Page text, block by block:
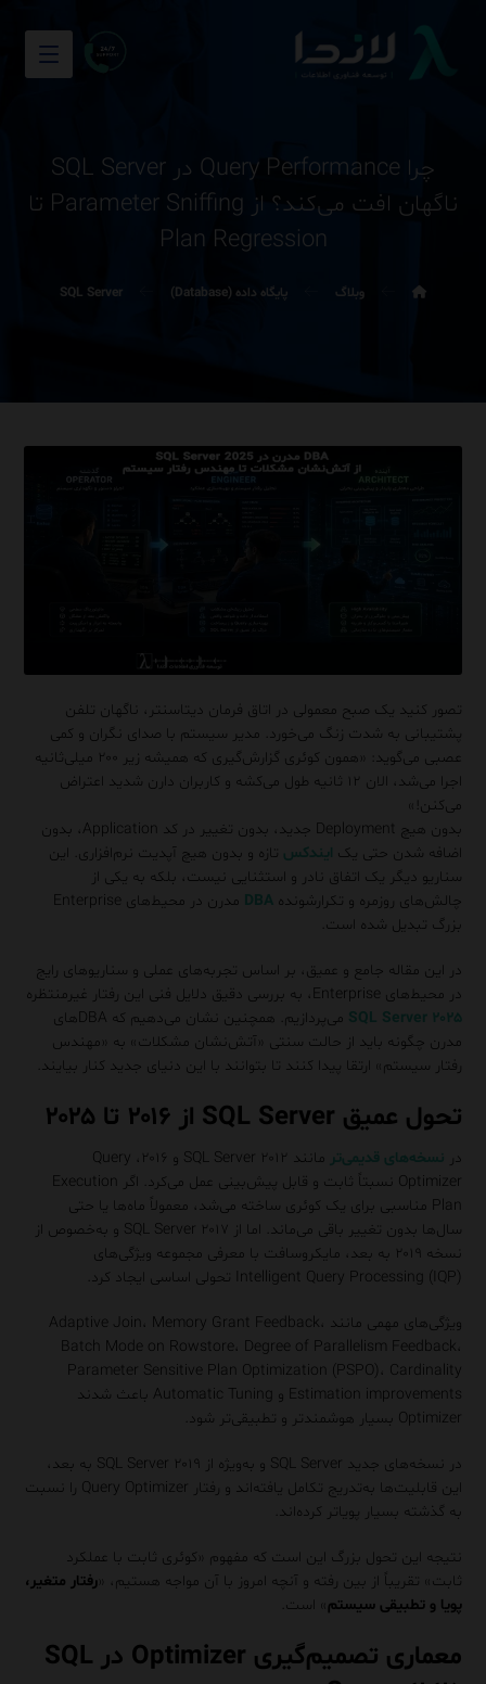
چرا Query Performance در SQL Server
ناگهان افت می‌کند؟ از Parameter Sniffing تا
Plan Regression
وبلاگ پایگاه داده (Database) SQL Server
تصور کنید یک صبح معمولی در اتاق فرمان دیتاسنتر، ناگهان تلفن
پشتیبانی به شدت زنگ می‌خورد. مدیر سیستم با صدای نگران و کمی
عصبی می‌گوید: «همون کوئری گزارش‌گیری که همیشه زیر ۲۰۰ میلی‌ثانیه
اجرا می‌شد، الان ۱۲ ثانیه طول می‌کشه و کاربران دارن شدید اعتراض
می‌کنن!»
بدون هیچ Deployment جدید، بدون تغییر در کد Application، بدون
اضافه شدن حتی یک ایندکس تازه و بدون هیچ آپدیت نرم‌افزاری. این
سناریو دیگر یک اتفاق نادر و استثنایی نیست، بلکه به یکی از
چالش‌های روزمره و تکرارشوندهDBA
مدرن در محیط‌های Enterprise
بزرگ تبدیل شده است.
در این مقاله جامع و عمیق، بر اساس تجربه‌های عملی و سناریوهای رایج
در محیط‌های Enterprise، به بررسی دقیق دلایل فنی این رفتار غیرمنتظره
SQL Server ۲۰۲۵
می‌پردازیم. همچنین نشان می‌دهیم که DBAهای
مدرن چگونه باید از حالت سنتی «آتش‌نشان مشکلات» به «مهندس
رفتار سیستم» ارتقا پیدا کنند تا بتوانند با این دنیای جدید کنار بیایند.
تحول عمیق SQL Server از ۲۰۱۶ تا ۲۰۲۵
در نسخه‌های قدیمی‌تر
مانند SQL Server ۲۰۱۲ و ۲۰۱۶، Query
Optimizer نسبتاً ثابت و قابل پیش‌بینی عمل می‌کرد. اگر Execution
Plan مناسبی برای یک کوئری ساخته می‌شد، معمولاً ماه‌ها یا حتی
سال‌ها بدون تغییر باقی می‌ماند. اما از SQL Server ۲۰۱۷ و به‌خصوص از
نسخه ۲۰۱۹ به بعد، مایکروسافت با معرفی مجموعه ویژگی‌های
Intelligent Query Processing (IQP) تحولی اساسی ایجاد کرد.
ویژگی‌های مهمی مانند Adaptive Join، Memory Grant Feedback،
Batch Mode on Rowstore، Degree of Parallelism Feedback،
Parameter Sensitive Plan Optimization (PSPO)، Cardinality
Estimation improvements و Automatic Tuning باعث شدند
Optimizer بسیار هوشمندتر و تطبیقی‌تر شود.
در نسخه‌های جدید SQL Server و به‌ویژه از SQL Server ۲۰۱۹ به بعد،
این قابلیت‌ها به‌تدریج تکامل یافته‌اند و رفتار Query Optimizer را نسبت
به گذشته بسیار پویاتر کرده‌اند.
نتیجه این تحول بزرگ این است که مفهوم «کوئری ثابت با عملکرد
ثابت» تقریباً از بین رفته و آنچه امروز با آن مواجه هستیم، «رفتار متغیر،
پویا و تطبیقی سیستم » است.
معماری تصمیم‌گیری Optimizer در SQL